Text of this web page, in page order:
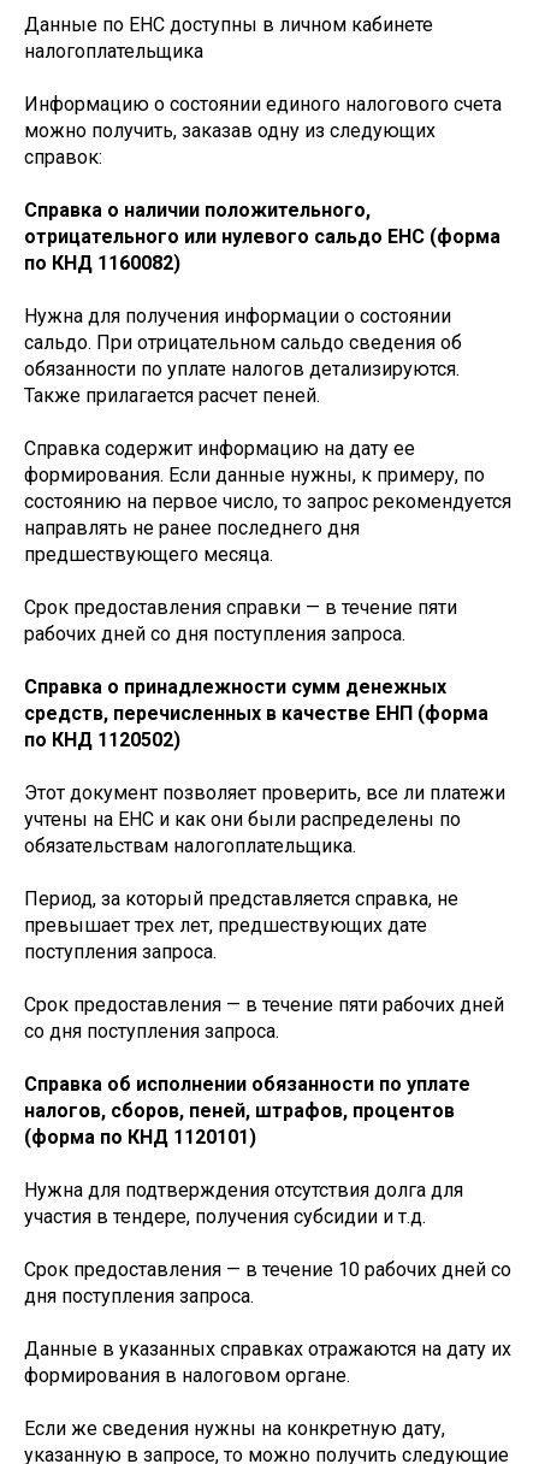
Данные по ЕНС доступны в личном кабинете
налогоплательщика
Информацию о состоянии единого налогового счета
можно получить, заказав одну из следующих
справок:
Справка о наличии положительного,
отрицательного или нулевого сальдо ЕНС (форма
по КНД 1160082)
Нужна для получения информации о состоянии
сальдо. При отрицательном сальдо сведения об
обязанности по уплате налогов детализируются.
Также прилагается расчет пеней.
Справка содержит информацию на дату ее
формирования. Если данные нужны, к примеру, по
состоянию на первое число, то запрос рекомендуется
направлять не ранее последнего дня
предшествующего месяца.
Срок предоставления справки — в течение пяти
рабочих дней со дня поступления запроса.
Справка о принадлежности сумм денежных
средств, перечисленных в качестве ЕНП (форма
по КНД 1120502)
Этот документ позволяет проверить, все ли платежи
учтены на ЕНС и как они были распределены по
обязательствам налогоплательщика.
Период, за который представляется справка, не
превышает трех лет, предшествующих дате
поступления запроса.
Срок предоставления — в течение пяти рабочих дней
со дня поступления запроса.
Справка об исполнении обязанности по уплате
налогов, сборов, пеней, штрафов, процентов
(форма по КНД 1120101)
Нужна для подтверждения отсутствия долга для
участия в тендере, получения субсидии и т.д.
Срок предоставления — в течение 10 рабочих дней со
дня поступления запроса.
Данные в указанных справках отражаются на дату их
формирования в налоговом органе.
Если же сведения нужны на конкретную дату,
указанную в запросе, то можно получить следующие